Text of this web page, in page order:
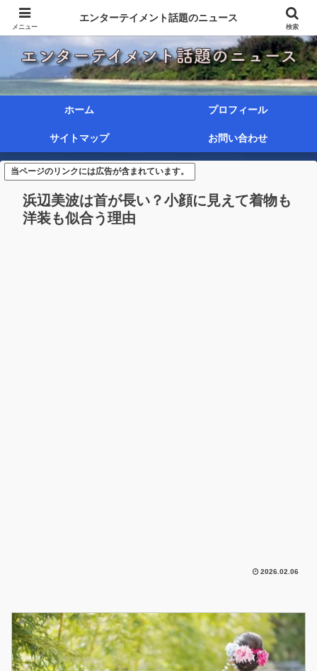
ホーム プロフィール
サイトマップ お問い合わせ
当ページのリンクには広告が含まれています。
浜辺美波は首が長い？小顔に見えて着物も
洋装も似合う理由
2026.02.06
メニュー
エンターテイメント話題のニュース
検索